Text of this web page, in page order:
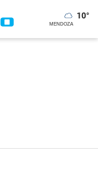
10°